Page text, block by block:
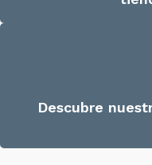
Descubre